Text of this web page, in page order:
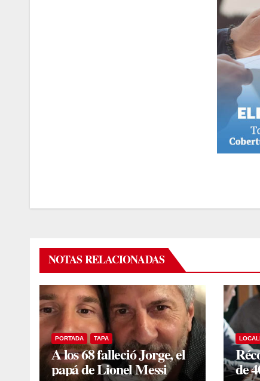
NOTAS RELACIONADAS
PORTADA TAPA
A los 68 falleció Jorge, el
papá de Lionel Messi de